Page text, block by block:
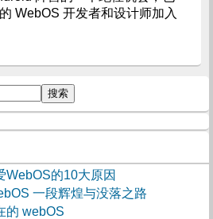
WebOS 开发者和设计师加入
WebOS的10大原因
一段辉煌与没落之路
的 webOS